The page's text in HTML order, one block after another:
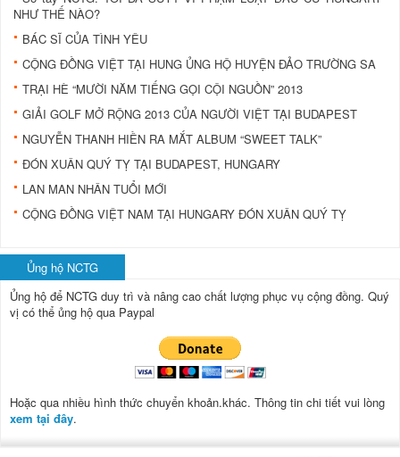
NHƯ THẾ NÀO?
BÁC SĨ CỦA TÌNH YÊU
CỘNG ĐỒNG VIỆT TẠI HUNG ỦNG HỘ HUYỆN ĐẢO TRƯỜNG SA
TRẠI HÈ “MƯỜI NĂM TIẾNG GỌI CỘI NGUỒN” 2013
GIẢI GOLF MỞ RỘNG 2013 CỦA NGƯỜI VIỆT TẠI BUDAPEST
NGUYỄN THANH HIỀN RA MẮT ALBUM “SWEET TALK”
ĐÓN XUÂN QUÝ TỴ TẠI BUDAPEST, HUNGARY
LAN MAN NHÂN TUỔI MỚI
CỘNG ĐỒNG VIỆT NAM TẠI HUNGARY ĐÓN XUÂN QUÝ TỴ
Ủng hộ NCTG
Ủng hộ để NCTG duy trì và nâng cao chất lượng phục vụ cộng đồng. Quý
vị có thể ủng hộ qua Paypal
Hoặc qua nhiều hình thức chuyển khoản.khác. Thông tin chi tiết vui lòng
xem tại đây.